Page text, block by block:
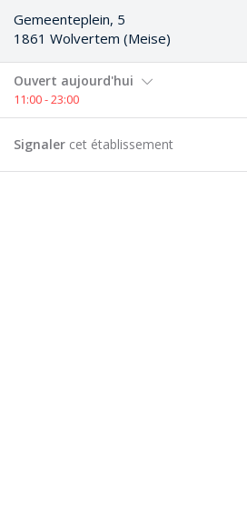
Gemeenteplein, 5
1861 Wolvertem (Meise)
Ouvert aujourd'hui
11:00 - 23:00
Signaler cet établissement